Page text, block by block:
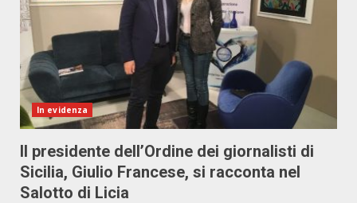
In evidenza
Il presidente dell’Ordine dei giornalisti di
Sicilia, Giulio Francese, si racconta nel
Salotto di Licia